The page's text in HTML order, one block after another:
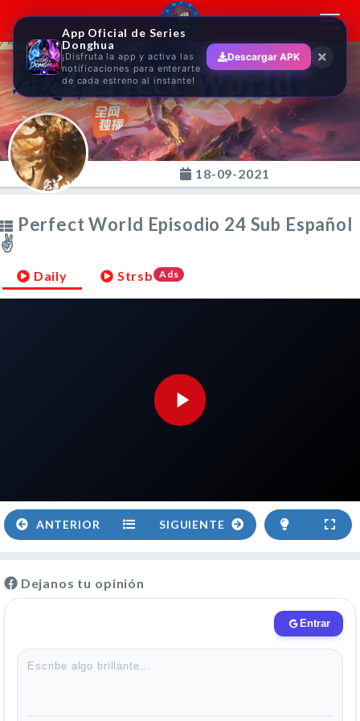
Perfect World
18-09-2021
Perfect World Episodio 24 Sub Español
✌
Daily Strsb Ads
ANTERIOR SIGUIENTE
Dejanos tu opinión
App Oficial de Series
Donghua
¡Disfruta la app y activa las
notificaciones para enterarte
de cada estreno al instante!
Descargar APK